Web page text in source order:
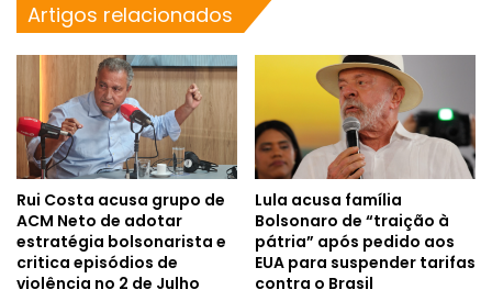
Artigos relacionados
Rui Costa acusa grupo de
ACM Neto de adotar
estratégia bolsonarista e
critica episódios de
violência no 2 de Julho
Lula acusa família
Bolsonaro de “traição à
pátria” após pedido aos
EUA para suspender tarifas
contra o Brasil